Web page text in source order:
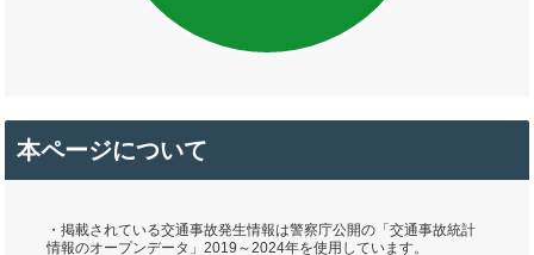
本ページについて
・掲載されている交通事故発生情報は警察庁公開の「交通事故統計
情報のオープンデータ」2019～2024年を使用しています。